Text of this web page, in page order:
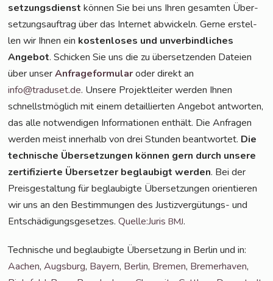
set­zungs­dienst kön­nen Sie bei uns Ihren gesam­ten Über­
set­zungs­auf­trag über das Inter­net abwi­ckeln. Ger­ne erstel­
len wir Ihnen ein kos­ten­lo­ses und unver­bind­li­ches
Ange­bot. Schi­cken Sie uns die zu über­set­zen­den Datei­en
über unserAnfra­ge­for­mu­laroder direkt an
info@traduset.de. Unse­re Pro­jekt­lei­ter wer­den Ihnen
schnellst­mög­lich mit einem detail­lier­ten Ange­bot ant­wor­ten,
das alle not­wen­di­gen Infor­ma­tio­nen ent­hält. Die Anfra­gen
wer­den meist inner­halb von drei Stun­den beant­wor­tet. Die
tech­ni­sche Über­set­zun­gen kön­nen gern durch unse­re
zer­ti­fi­zier­te Über­set­zer beglau­bigt wer­den. Bei der
Preis­ge­stal­tung für beglau­big­te Über­set­zun­gen ori­en­tie­ren
wir uns an den Bestim­mun­gen des Jus­tiz­ver­gü­tungs- und
Ent­schä­di­gungs­ge­set­zes.Quelle:JurisBMJ.
Tech­ni­sche und beglau­big­te Über­set­zung in Ber­lin und in:
Aachen,Augs­burg, Bay­ern, Ber­lin, Bre­men, Bre­mer­ha­ven,